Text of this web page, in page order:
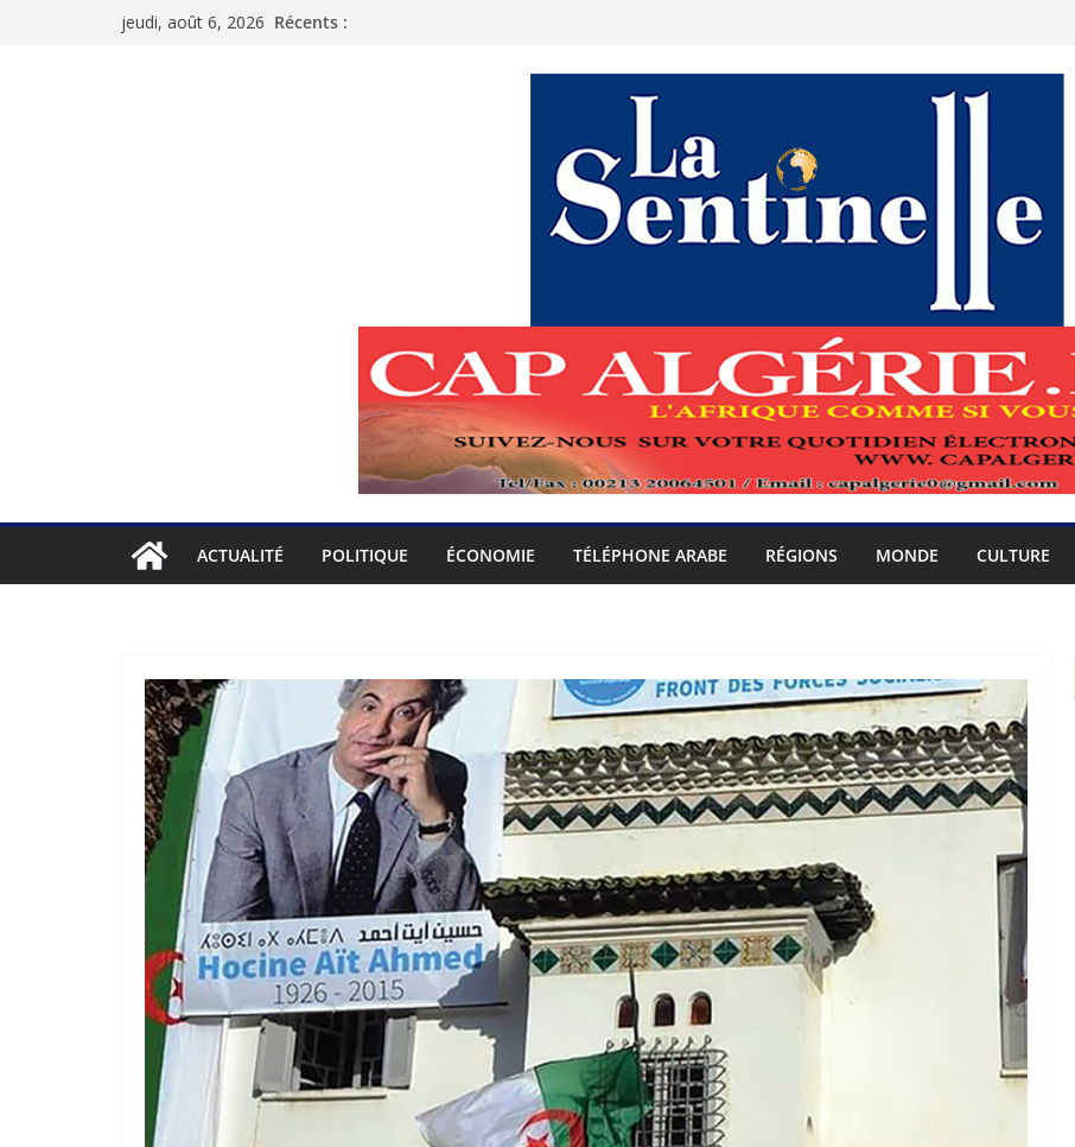
jeudi, août 6, 2026 Récents :
ACTUALITÉ POLITIQUE ÉCONOMIE TÉLÉPHONE ARABE RÉGIONS MONDE CULTURE